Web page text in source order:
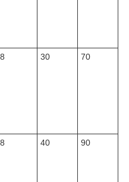
8 30 70
8 40 90